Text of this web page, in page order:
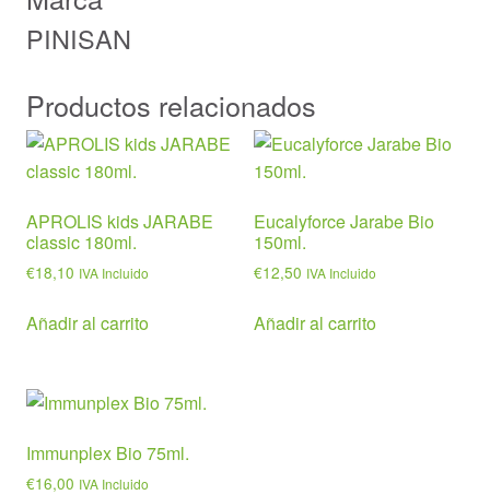
PINISAN
Productos relacionados
APROLIS kids JARABE
classic 180ml.
€18,10 IVA Incluido
Añadir al carrito
Eucalyforce Jarabe Bio
150ml.
€12,50 IVA Incluido
Añadir al carrito
Immunplex Bio 75ml.
€16,00 IVA Incluido